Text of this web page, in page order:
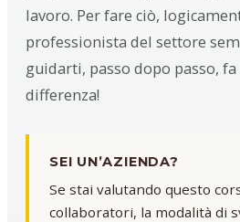
lavoro. Per fare ciò,
professionista del settore
guidarti, passo dopo passo, fa
differenza!
SEI UN’AZIENDA?
Se stai valutando questo
collaboratori, la modalità di